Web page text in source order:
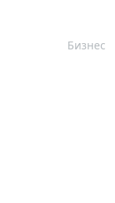
Бизнес